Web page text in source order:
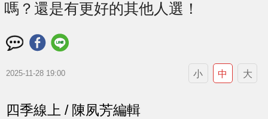
嗎？還是有更好的其他人選！
2025-11-28 19:00 小 中 大
四季線上 / 陳夙芳編輯